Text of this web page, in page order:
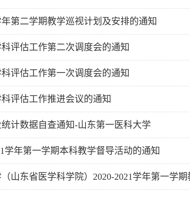
年第二学期教学巡视计划及安排的通知
评估工作第二次调度会的通知
评估工作第一次调度会的通知
评估工作推进会议的通知
计数据自查通知-山东第一医科大学
学年第一学期本科教学督导活动的通知
山东省医学科学院）2020-2021学年第一学